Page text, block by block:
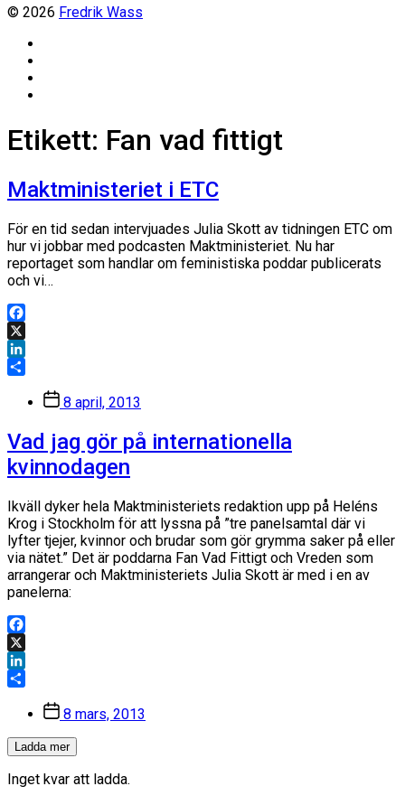
© 2026 Fredrik Wass
Etikett: Fan vad fittigt
Maktministeriet i ETC
För en tid sedan intervjuades Julia Skott av tidningen ETC om
hur vi jobbar med podcasten Maktministeriet. Nu har
reportaget som handlar om feministiska poddar publicerats
och vi…
Facebook
X
LinkedIn
Inläggsdatum
8 april, 2013
Vad jag gör på internationella
kvinnodagen
Ikväll dyker hela Maktministeriets redaktion upp på Heléns
Krog i Stockholm för att lyssna på ”tre panelsamtal där vi
lyfter tjejer, kvinnor och brudar som gör grymma saker på eller
via nätet.” Det är poddarna Fan Vad Fittigt och Vreden som
arrangerar och Maktministeriets Julia Skott är med i en av
panelerna:
Facebook
X
LinkedIn
Inläggsdatum
8 mars, 2013
Ladda mer
Inget kvar att ladda.